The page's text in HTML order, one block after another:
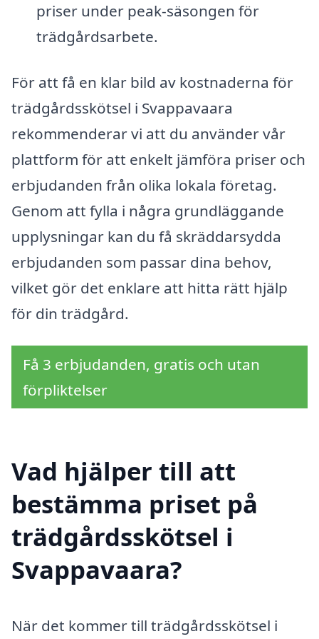
priser under peak-säsongen för
trädgårdsarbete.
För att få en klar bild av kostnaderna för
trädgårdsskötsel i Svappavaara
rekommenderar vi att du använder vår
plattform för att enkelt jämföra priser och
erbjudanden från olika lokala företag.
Genom att fylla i några grundläggande
upplysningar kan du få skräddarsydda
erbjudanden som passar dina behov,
vilket gör det enklare att hitta rätt hjälp
för din trädgård.
Få 3 erbjudanden, gratis och utan
förpliktelser
Vad hjälper till att
bestämma priset på
trädgårdsskötsel i
Svappavaara?
När det kommer till trädgårdsskötsel i